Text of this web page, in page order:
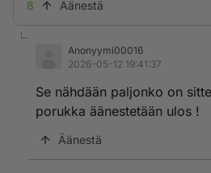
8 Äänestä
Anonyymi00016
2026-05-12 19:41:37
Se nähdään paljonko on
porukka äänestetään ulos !
Äänestä